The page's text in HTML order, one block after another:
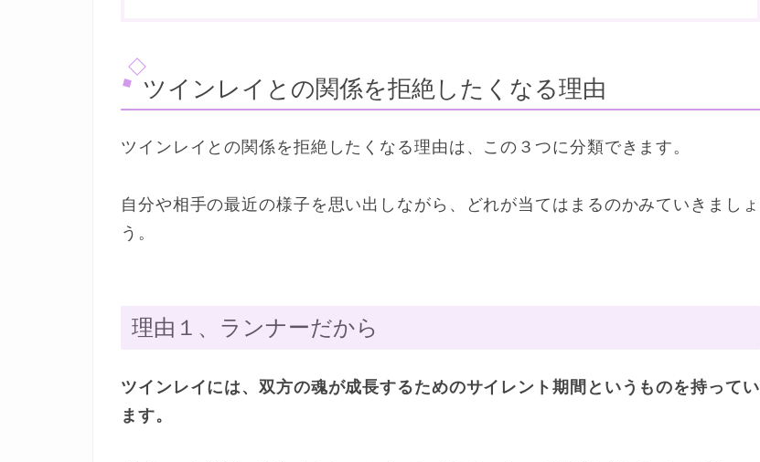
ツインレイとの関係を拒絶したくなる理由
ツインレイとの関係を拒絶したくなる理由は、この３つに分類できます。
自分や相手の最近の様子を思い出しながら、どれが当てはまるのかみていきましょ
う。
理由１、ランナーだから
ツインレイには、双方の魂が成長するためのサイレント期間というものを持ってい
ます。